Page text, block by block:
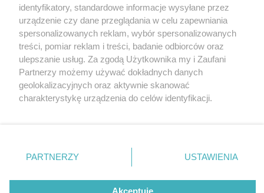
2 / 0
Nie zapomnij
zapoznać się z:
polityką prywatności regulamin korzystania z portali
Twojemiasto
Piekary Śląskie
Chorzów
Tarnowskie Góry
Gliwice
Skontakuj sięz nami
Kontakt
Wydawca
Redakcja
identyfikatory, standardowe informacje wysyłane przez
urządzenie czy dane przeglądania w celu zapewniania
spersonalizowanych reklam, wybór spersonalizowanych
treści, pomiar reklam i treści, badanie odbiorców oraz
ulepszanie usług. Za zgodą Użytkownika my i Zaufani
Partnerzy możemy używać dokładnych danych
geolokalizacyjnych oraz aktywnie skanować
charakterystykę urządzenia do celów identyfikacji.
zmienić/wycofać klikając przycisk ustawień prywatności
znajdujący się w lewym dolnym rogu strony
rodzaje przetwarzania danych nie wymagają zgody
użytkownika, ale masz prawo sprzeciwić się takiemu
PARTNERZY USTAWIENIA
Akceptuję